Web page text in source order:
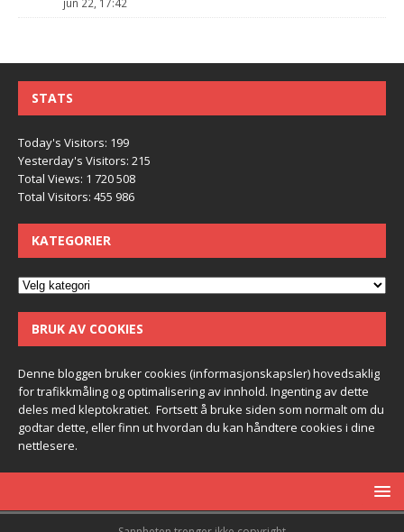
STATS
Today's Visitors: 199
Yesterday's Visitors: 215
Total Views: 1 720 508
Total Visitors: 455 986
KATEGORIER
BRUK AV COOKIES
Denne bloggen bruker cookies (informasjonskapsler) hovedsaklig
for trafikkmåling og optimalisering av innhold. Ingenting av dette
deles med kleptokratiet. Fortsett å bruke siden som normalt om du
godtar dette, eller finn ut hvordan du kan håndtere cookies i dine
nettlesere.